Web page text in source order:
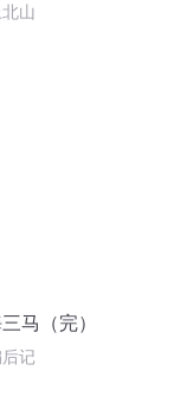
北山
马（完）
记